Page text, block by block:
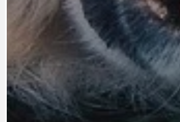
DEZINFORMACE
CYKLOVÝLETY
POZVÁNKY
DALŠÍ
AKTUALITY